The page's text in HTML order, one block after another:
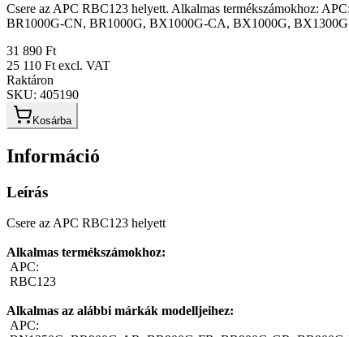
Csere az APC RBC123 helyett. Alkalmas termékszámokhoz:
BR1000G-CN, BR1000G, BX1000G-CA, BX1000G,
31 890 Ft
25 110 Ft excl. VAT
Raktáron
SKU: 405190
Kosárba
Információ
Leírás
Csere az APC RBC123 helyett
Alkalmas termékszámokhoz:
APC:
RBC123
Alkalmas az alábbi márkák modelljeihez:
APC: